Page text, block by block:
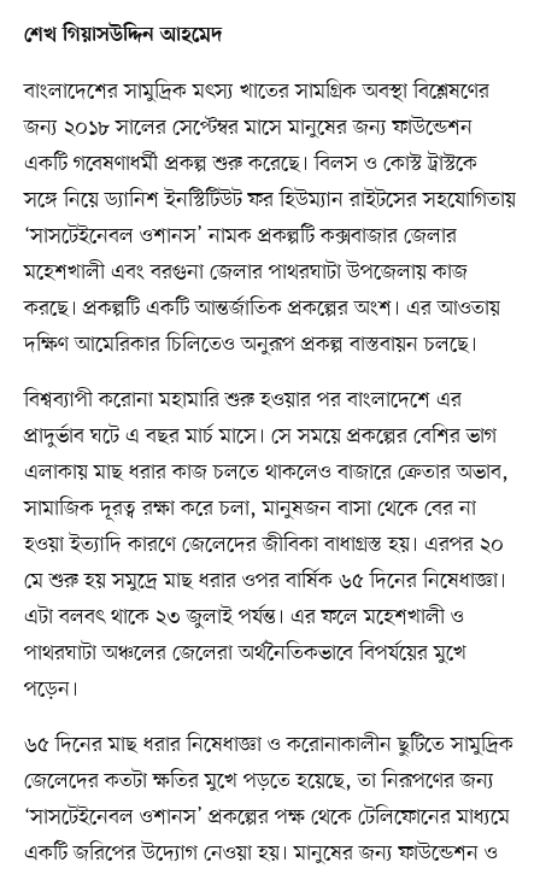
শেখ গিয়াসউদ্দিন আহমেদ
বাংলাদেশের সামুদ্রিক মৎস্য খাতের সামগ্রিক অবস্থা বিশ্লেষণের
জন্য ২০১৮ সালের সেপ্টেম্বর মাসে মানুষের জন্য ফাউন্ডেশন
একটি গবেষণাধর্মী প্রকল্প শুরু করেছে। বিলস ও কোস্ট ট্রাস্টকে
সঙ্গে নিয়ে ড্যানিশ ইনস্টিটিউট ফর হিউম্যান রাইটসের সহযোগিতায়
‘সাসটেইনেবল ওশানস’ নামক প্রকল্পটি কক্সবাজার জেলার
মহেশখালী এবং বরগুনা জেলার পাথরঘাটা উপজেলায় কাজ
করছে। প্রকল্পটি একটি আন্তর্জাতিক প্রকল্পের অংশ। এর আওতায়
দক্ষিণ আমেরিকার চিলিতেও অনুরূপ প্রকল্প বাস্তবায়ন চলছে।
বিশ্বব্যাপী করোনা মহামারি শুরু হওয়ার পর বাংলাদেশে এর
প্রাদুর্ভাব ঘটে এ বছর মার্চ মাসে। সে সময়ে প্রকল্পের বেশির ভাগ
এলাকায় মাছ ধরার কাজ চলতে থাকলেও বাজারে ক্রেতার অভাব,
সামাজিক দূরত্ব রক্ষা করে চলা, মানুষজন বাসা থেকে বের না
হওয়া ইত্যাদি কারণে জেলেদের জীবিকা বাধাগ্রস্ত হয়। এরপর ২০
মে শুরু হয় সমুদ্রে মাছ ধরার ওপর বার্ষিক ৬৫ দিনের নিষেধাজ্ঞা।
এটা বলবৎ থাকে ২৩ জুলাই পর্যন্ত। এর ফলে মহেশখালী ও
পাথরঘাটা অঞ্চলের জেলেরা অর্থনৈতিকভাবে বিপর্যয়ের মুখে
পড়েন।
৬৫ দিনের মাছ ধরার নিষেধাজ্ঞা ও করোনাকালীন ছুটিতে সামুদ্রিক
জেলেদের কতটা ক্ষতির মুখে পড়তে হয়েছে, তা নিরূপণের জন্য
‘সাসটেইনেবল ওশানস’ প্রকল্পের পক্ষ থেকে টেলিফোনের মাধ্যমে
একটি জরিপের উদ্যোগ নেওয়া হয়। মানুষের জন্য ফাউন্ডেশন ও